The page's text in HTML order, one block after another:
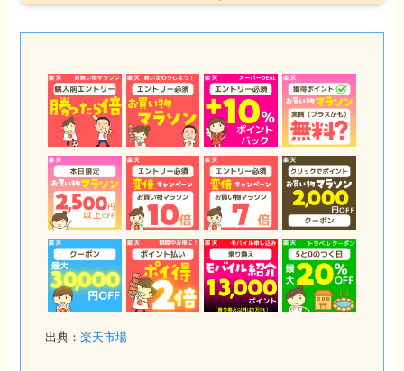
出典：楽天市場